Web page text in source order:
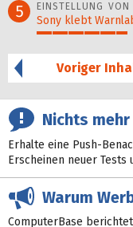
5 EINSTELLUNG
Sony klebt
Voriger
Nichts
Erhalte eine Push-
Erscheinen neuer Tests
Warum
ComputerBase